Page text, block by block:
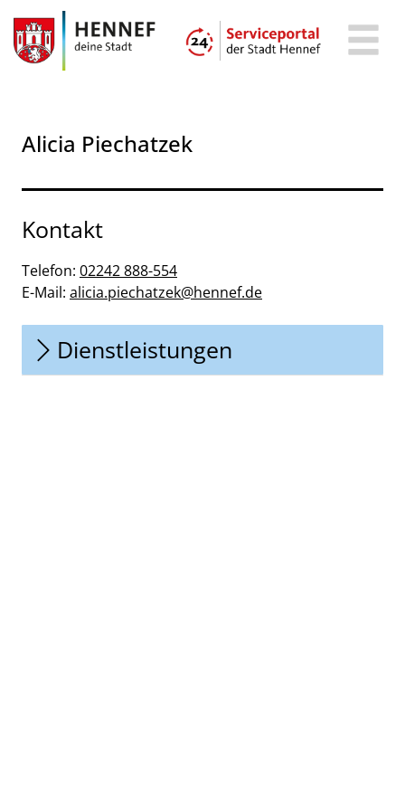
Zum Hauptinhalt springen
Zum Header
Zum Hauptinhalt
Zum Footer
Alicia Piechatzek
Kontakt
Telefon: 02242 888-554
E-Mail: alicia.piechatzek@hennef.de
Dienstleistungen